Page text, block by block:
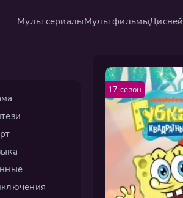
МультсериалыМультфильмыДисней
17 сезон